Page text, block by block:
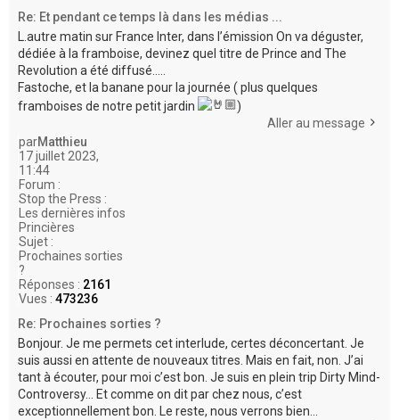
Re: Et pendant ce temps là dans les médias ...
L.autre matin sur France Inter, dans l’émission On va déguster,
dédiée à la framboise, devinez quel titre de Prince and The
Revolution a été diffusé.....
Fastoche, et la banane pour la journée ( plus quelques
framboises de notre petit jardin
)
Aller au message
parMatthieu
17 juillet 2023,
11:44
Forum :
Stop the Press :
Les dernières infos
Princières
Sujet :
Prochaines sorties
?
Réponses : 2161
Vues : 473236
Re: Prochaines sorties ?
Bonjour. Je me permets cet interlude, certes déconcertant. Je
suis aussi en attente de nouveaux titres. Mais en fait, non. J’ai
tant à écouter, pour moi c’est bon. Je suis en plein trip Dirty Mind-
Controversy... Et comme on dit par chez nous, c’est
exceptionnellement bon. Le reste, nous verrons bien...